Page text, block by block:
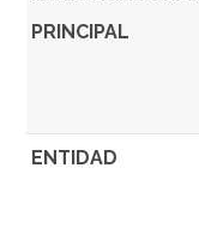
PRINCIPAL
ENTIDAD